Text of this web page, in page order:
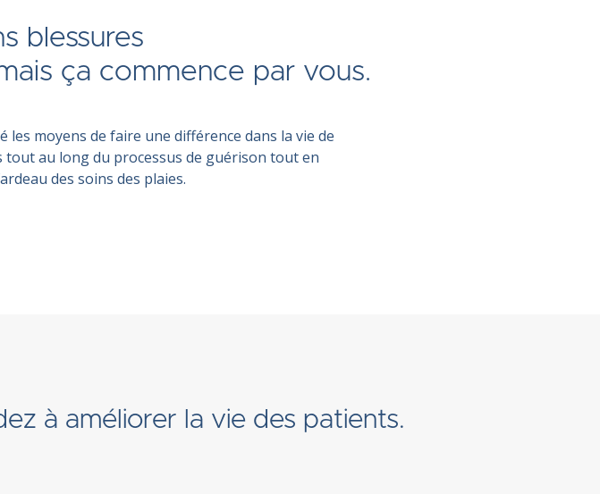
blessures
ça commence par vous.
moyens de faire une différence dans la vie de
au long du processus de guérison tout en
des soins des plaies.
à améliorer la vie des patients.